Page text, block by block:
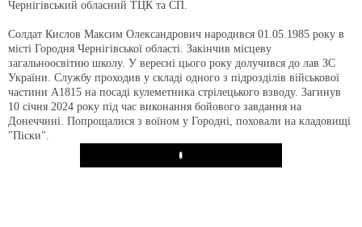
Чернігівський обласний ТЦК та СП.
Солдат Кислов Максим Олександрович народився 01.05.1985 року в
місті Городня Чернігівської області. Закінчив місцеву
загальноосвітню школу. У вересні цього року долучився до лав ЗС
України. Службу проходив у складі одного з підрозділів військової
частини А1815 на посаді кулеметника стрілецького взводу. Загинув
10 січня 2024 року під час виконання бойового завдання на
Донеччині. Попрощалися з воїном у Городні, поховали на кладовищі
"Піски".
Play